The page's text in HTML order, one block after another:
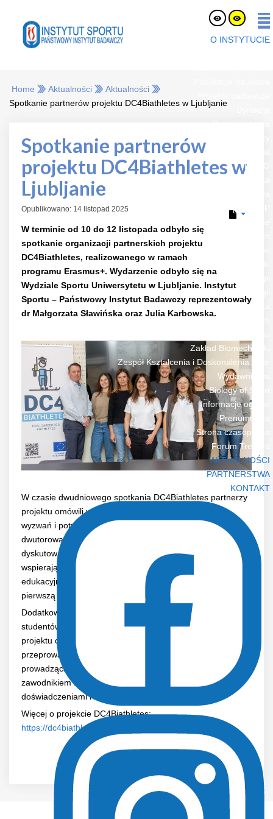
O INSTYTUCIE
RODO
Jednostki organizacyjne
Zespół Certyfikacji Sprzętu i Badań Nawierzchni Sportowych
Zakład Fizjologii Żywienia i Dietetyki
Zakład Endokrynologii
Zakład Fizjologii
Przychodnia Przyzakładowa i Sportowo-Lekarska
Zakład Biomechaniki
Zespół Kształcenia i Doskonalenia Kadr
Wydawnictwa
Biology of Sport
Informacje ogólne
Prenumerata
Strona czasopisma
Forum Trenera
AKTUALNOŚCI
PARTNERSTWA
KONTAKT
Home Aktualności
Aktualności
Spotkanie partnerów projektu DC4Biathletes w Ljubljanie
Spotkanie partnerów
projektu DC4Biathletes w
Ljubljanie
Opublikowano: 14 listopad 2025
W terminie od 10 do 12 listopada odbyło się
spotkanie organizacji partnerskich projektu
DC4Biathletes, realizowanego w ramach
programu Erasmus+. Wydarzenie odbyło się na
Wydziale Sportu Uniwersytetu w Ljubljanie. Instytut
Sportu – Państwowy Instytut Badawczy reprezentowały
dr Małgorzata Sławińska oraz Julia Karbowska.
W czasie dwudniowego spotkania DC4Biathletes partnerzy
projektu omówili wyniki części badawczej dotyczącej
wyzwań i potrzeb biatlonistów prowadzących karierę
dwutorową,
dyskutowali nad potencjalną treścią tworzonej platformy
wspierającej sportowców w łączeniu kariery sportowej i
edukacyjno-zawodowej oraz zaprezentowali i ocenili
pierwszą propozycję tej platformy.
Dodatkowo partnerzy projektu poprowadzili wykład dla
studentów Wydziału Sportu. Przedstawiono założenia
projektu oraz wstępne wyniki badań, a także
przeprowadzono inspirującą rozmowę z biatlonistką
prowadzącą karierę dwutorową, jej trenerem oraz byłym
zawodnikiem biatlonu, którzy podzielili się własnymi
doświadczeniami i refleksjami.
Więcej o projekcie DC4Biathletes:
https://dc4biathletes.com/